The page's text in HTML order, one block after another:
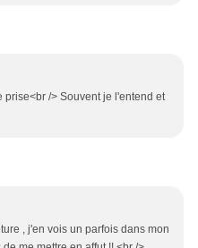
prise<br /> Souvent je l'entend et
, j'en vois un parfois dans mon